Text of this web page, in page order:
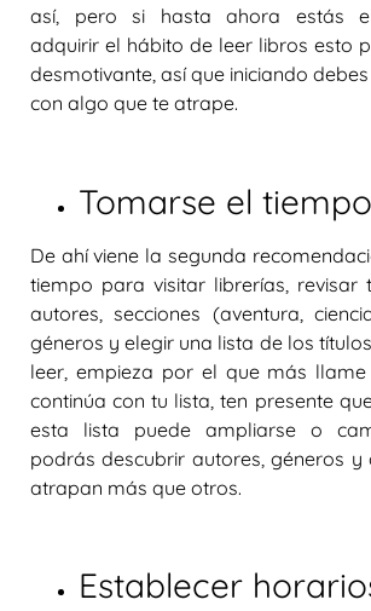
así, pero si hasta ahora estás
adquirir el hábito de leer libros esto
desmotivante, así que iniciando
con algo que te atrape.
Tomarse el tiempo
De ahí viene la segunda
tiempo para visitar librerías, revisar
autores, secciones (aventura,
géneros y elegir una lista de los
leer, empieza por el que más
continúa con tu lista, ten presente
esta lista puede ampliarse o
podrás descubrir autores, géneros y
atrapan más que otros.
Establecer